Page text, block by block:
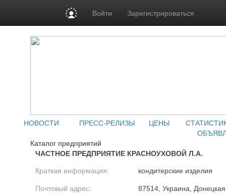
Войти Зарегистрироваться
НОВОСТИ ПРЕСС-РЕЛИЗЫ ЦЕНЫ
Каталог предприятий
ЧАСТНОЕ ПРЕДПРИЯТИЕ КРАСНОУХОВОЙ Л.А.
Краткая информация: кондитерские изделия
Почтовый адрес:
87514, Украина,